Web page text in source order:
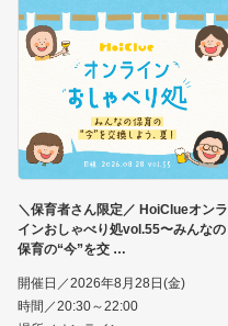
＼保育者さん限定／ HoiClueオンラ
インおしゃべり処vol.55〜みんなの
保育の“今”を交
開催日／2026年8月28日(金)
時間／20:30～22:00